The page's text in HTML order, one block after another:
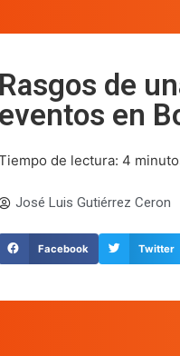
Rasgos de
eventos en
de lectura: 4
José Luis Gutiérrez Ceron
Facebook Twitter